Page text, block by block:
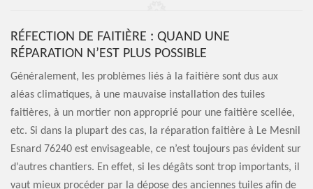
RÉFECTION DE FAITIÈRE : QUAND UNE
RÉPARATION N’EST PLUS POSSIBLE
Généralement, les problèmes liés à la faitière sont dus aux
aléas climatiques, à une mauvaise installation des tuiles
faitières, à un mortier non approprié pour une faitière scellée,
etc. Si dans la plupart des cas, la réparation faitière à Le Mesnil
Esnard 76240 est envisageable, ce n’est toujours pas évident sur
d’autres chantiers. En effet, si les dégâts sont trop importants, il
vaut mieux procéder par la dépose des anciennes tuiles afin de